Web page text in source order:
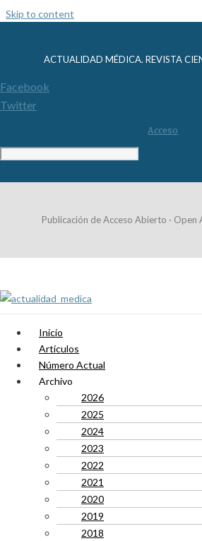
Skip to content
ACTUALIDAD MÉDICA. REVISTA
Facebook
Twitter
Acceso
Publicación de Acceso Abierto · Open
Inicio
Artículos
Número Actual
Archivo
2026
2025
2024
2023
2022
2021
2020
2019
2018